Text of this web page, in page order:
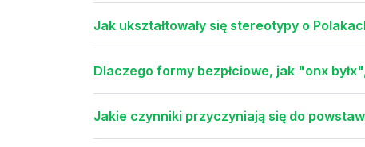
Jak ukształtowały się stereotypy o
Dlaczego formy bezpłciowe, jak "onx
Jakie czynniki przyczyniają się do